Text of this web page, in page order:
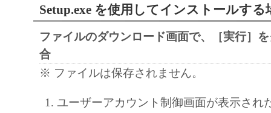
laws, restrictions and regulations, or without all
approvals.
6. NO SUPPORT
NEITHER CANON, CANON'S
AFFILIATES, THEIR DISTRIBUTORS, OR
CANON'S LICENSORS ARE
Setup.exe を使用してインストールする
ファイルのダウンロード画面で、［実行］
合
※ ファイルは保存されません。
ユーザーアカウント制御画面が表示され